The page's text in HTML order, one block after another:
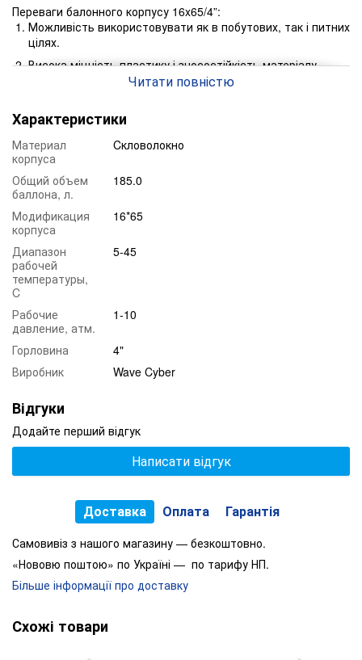
Переваги балонного корпусу 16x65/4”:
Можливість використовувати як в побутових, так і питних
цілях.
Висока міцність пластику і зносостійкість матеріалу
матеріалів: Filter AG, Гравій, Кварцовий пісок, Birm,
Pyrolox, Filtro Smart A, Ecomix, Dowex, Desotec і інші
фільтруючі завантаження.
Можливість підключення безліч ручних і автоматичних
клапанів управління (Clack, Wave Cyber, RX).
водоочищення.
Читати повністю
Характеристики
Материал
корпуса
Cкловолокно
Общий объем
баллона, л.
185.0
Модификация
корпуса
16*65
Диапазон
рабочей
температуры,
C
5-45
Рабочие
давление, атм.
1-10
Горловина
4"
Виробник
Wave Cyber
Відгуки
Додайте перший відгук
Написати відгук
Доставка Оплата Гарантія
Самовивіз з нашого магазину — безкоштовно.
«Нововю поштою» по Україні — по тарифу НП.
Більше інформації про доставку
Схожі товари